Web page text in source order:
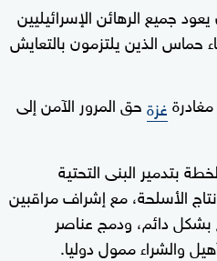
جميع الرهائن الإسرائيليين
حماس الذين يلتزمون بالتعايش
غزةحق المرور الآمن إلى
بتدمير البنى التحتية
الأسلحة، مع إشراف مراقبين
بشكل دائم، ودمج عناصر
والشراء ممول دوليا.